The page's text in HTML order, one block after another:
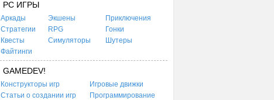
PC ИГРЫ
Аркады Экшены
Приключения
Стратегии
RPG
Гонки
Квесты
Симуляторы
Шутеры
Файтинги
GAMEDEV!
Конструкторы игр
Игровые движки
Статьи о создании игр
Программирование